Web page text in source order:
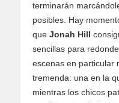
terminarán
posibles. Hay
que Jonah Hill
sencillas para
escenas en particular
tremenda: una en la
mientras los chicos